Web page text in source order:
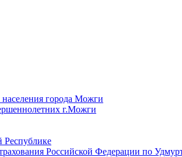
города Можги
г.Можги
Российской Федерации по